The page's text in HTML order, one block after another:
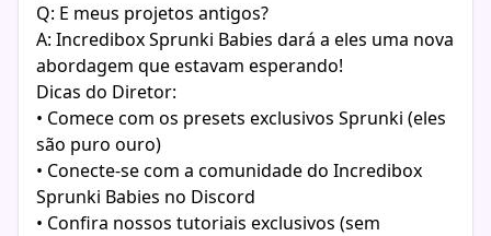
Q: E meus projetos antigos?
A: Incredibox Sprunki Babies dará a eles uma nova
abordagem que estavam esperando!
Dicas do Diretor:
• Comece com os presets exclusivos Sprunki (eles
são puro ouro)
• Conecte-se com a comunidade do Incredibox
Sprunki Babies no Discord
• Confira nossos tutoriais exclusivos (sem